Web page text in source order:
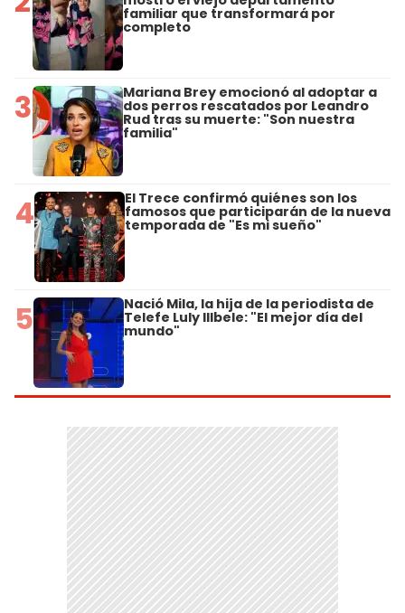
familiar que transformará por
completo
3 Mariana Brey emocionó al adoptar a
dos perros rescatados por Leandro
Rud tras su muerte: "Son nuestra
familia"
4 El Trece confirmó quiénes son los
famosos que participarán de la nueva
temporada de "Es mi sueño"
5 Nació Mila, la hija de la periodista de
Telefe Luly Illbele: "El mejor día del
mundo"